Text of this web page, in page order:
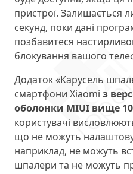
пристрої. Залишається
секунд, поки дані
позбавитеся
блокування вашого
Додаток «Карусель
смартфони Xiaomi з
оболонки MIUI вище 10
користувачі
що не можуть
наприклад, не можуть
шпалери та не можуть